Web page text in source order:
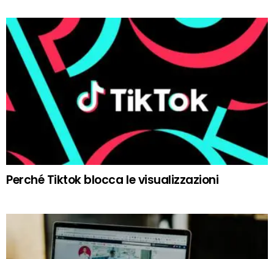
Perché Tiktok blocca le visualizzazioni